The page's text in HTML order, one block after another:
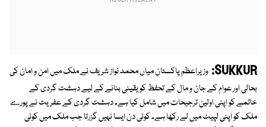
SUKKUR: وزیراعظم پاکستان میاں محمد نواز شریف نے ملک میں امن و امان کی
بحالی اور عوام کے جان و مال کے تحفظ کو یقینی بنانے کے لیے دہشت گردی کے
خاتمے کو اپنی اولین ترجیحات میں شامل کیا ہے۔ دہشت گردی کے عفریت نے پورے
ملک کو اپنی لپیٹ میں لے رکھا ہے۔ کوئی دن ایسا نہیں گزرتا جب ملک میں کوئی